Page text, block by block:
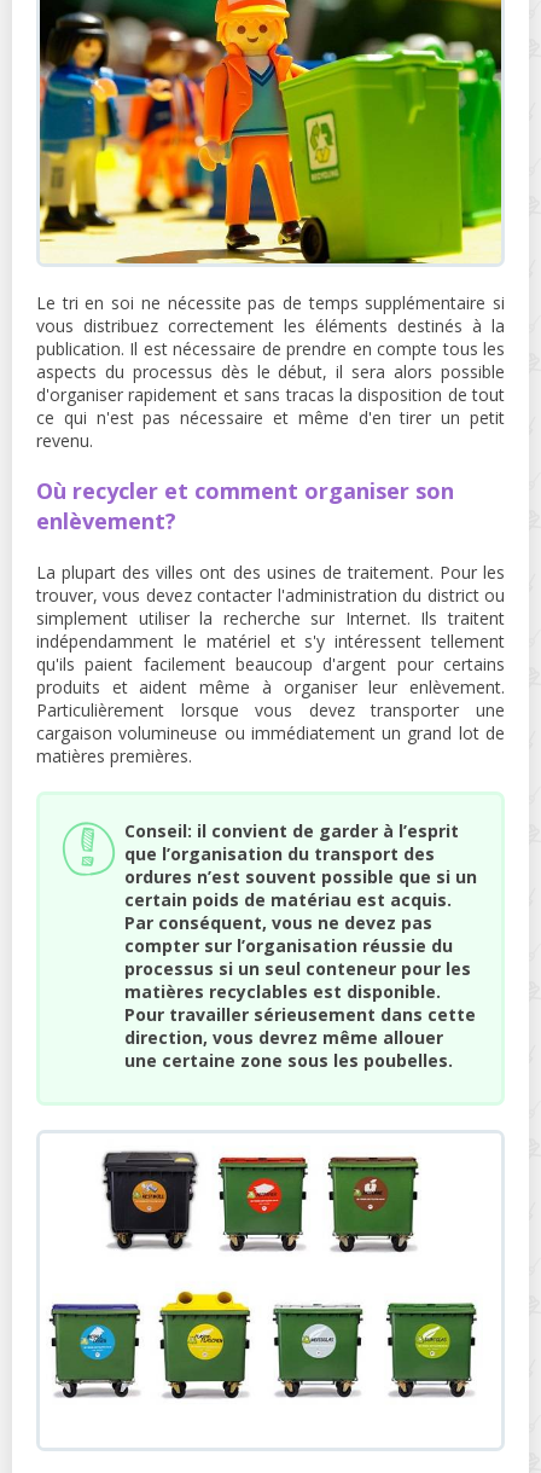
Le tri en soi ne nécessite pas de temps supplémentaire si
vous distribuez correctement les éléments destinés à la
publication. Il est nécessaire de prendre en compte tous les
aspects du processus dès le début, il sera alors possible
d'organiser rapidement et sans tracas la disposition de tout
ce qui n'est pas nécessaire et même d'en tirer un petit
revenu.
Où recycler et comment organiser son
enlèvement?
La plupart des villes ont des usines de traitement. Pour les
trouver, vous devez contacter l'administration du district ou
simplement utiliser la recherche sur Internet. Ils traitent
indépendamment le matériel et s'y intéressent tellement
qu'ils paient facilement beaucoup d'argent pour certains
produits et aident même à organiser leur enlèvement.
Particulièrement lorsque vous devez transporter une
cargaison volumineuse ou immédiatement un grand lot de
matières premières.
Conseil: il convient de garder à l’esprit
que l’organisation du transport des
ordures n’est souvent possible que si un
certain poids de matériau est acquis.
Par conséquent, vous ne devez pas
compter sur l’organisation réussie du
processus si un seul conteneur pour les
matières recyclables est disponible.
Pour travailler sérieusement dans cette
direction, vous devrez même allouer
une certaine zone sous les poubelles.